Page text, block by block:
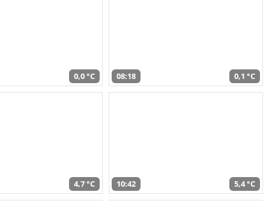
0,0 °C 08:18 0,1 °C
4,7 °C 10:42 5,4 °C